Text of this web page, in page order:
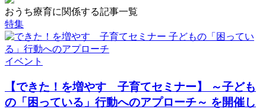
おうち療育に関係する記事一覧
特集
イベント
【できた！を増やす 子育てセミナー】 ～子ども
の「困っている」行動へのアプローチ～ を開催し